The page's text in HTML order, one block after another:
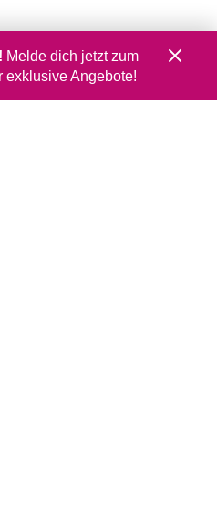
Melde dich jetzt zum
exklusive Angebote!